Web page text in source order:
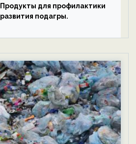
Продукты для профилактики
развития подагры.